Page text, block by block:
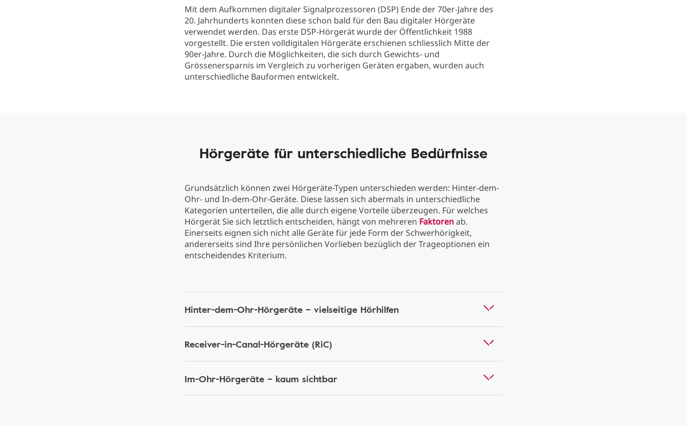
Mit dem Aufkommen digitaler Signalprozessoren (DSP) Ende der 70er-Jahre des
20. Jahrhunderts konnten diese schon bald für den Bau digitaler Hörgeräte
verwendet werden. Das erste DSP-Hörgerät wurde der Öffentlichkeit 1988
vorgestellt. Die ersten volldigitalen Hörgeräte erschienen schliesslich Mitte der
90er-Jahre. Durch die Möglichkeiten, die sich durch Gewichts- und
Grössenersparnis im Vergleich zu vorherigen Geräten ergaben, wurden auch
unterschiedliche Bauformen entwickelt.
Hörgeräte für unterschiedliche Bedürfnisse
Grundsätzlich können zwei Hörgeräte-Typen unterschieden werden: Hinter-dem-
Ohr- und In-dem-Ohr-Geräte. Diese lassen sich abermals in unterschiedliche
Kategorien unterteilen, die alle durch eigene Vorteile überzeugen. Für welches
Hörgerät Sie sich letztlich entscheiden, hängt von mehreren Faktorenab.
Einerseits eignen sich nicht alle Geräte für jede Form der Schwerhörigkeit,
andererseits sind Ihre persönlichen Vorlieben bezüglich der Trageoptionen ein
entscheidendes Kriterium.
Hinter-dem-Ohr-Hörgeräte – vielseitige Hörhilfen
Receiver-in-Canal-Hörgeräte (RiC)
Im-Ohr-Hörgeräte – kaum sichtbar